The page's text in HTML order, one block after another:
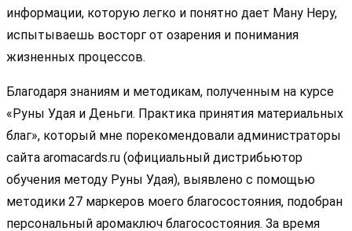
информации, которую легко и понятно дает Ману Неру,
испытываешь восторг от озарения и понимания
жизненных процессов.
Благодаря знаниям и методикам, полученным на курсе
«Руны Удая и Деньги. Практика принятия материальных
благ», который мне порекомендовали администраторы
сайта aromacards.ru (официальный дистрибьютор
обучения методу Руны Удая), выявлено с помощью
методики 27 маркеров моего благосостояния, подобран
персональный аромаключ благосостояния. За время